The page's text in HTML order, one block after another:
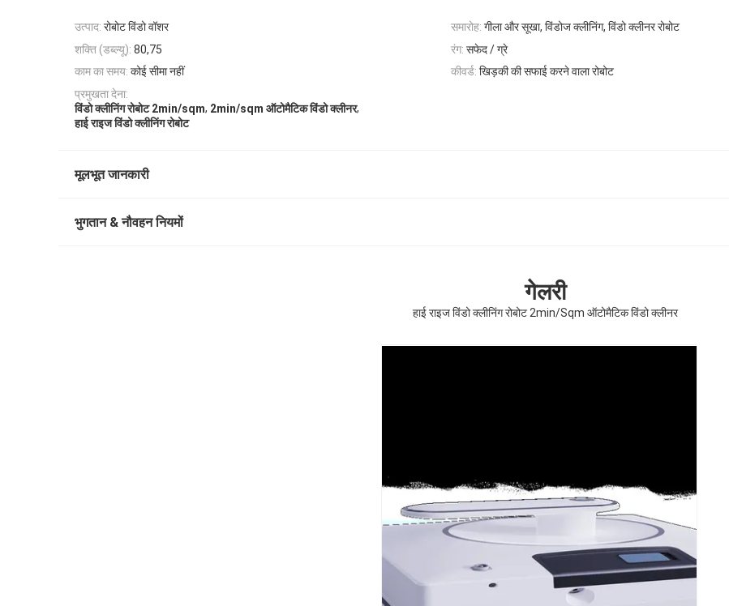
उत्पाद: रोबोट विंडो वॉशर समारोह: गीला और सूखा, विंडोज क्लीनिंग, विंडो क्लीनर रोबोट
शक्ति (डब्ल्यू): 80,75 रंग: सफेद / ग्रे
काम का समय: कोई सीमा नहीं कीवर्ड: खिड़की की सफाई करने वाला रोबोट
प्रमुखता देना:
विंडो क्लीनिंग रोबोट 2min/sqm, 2min/sqm ऑटोमैटिक विंडो क्लीनर,
हाई राइज विंडो क्लीनिंग रोबोट
मूलभूत जानकारी
भुगतान & नौवहन नियमों
गेलरी
हाई राइज विंडो क्लीनिंग रोबोट 2min/Sqm ऑटोमैटिक विंडो क्लीनर